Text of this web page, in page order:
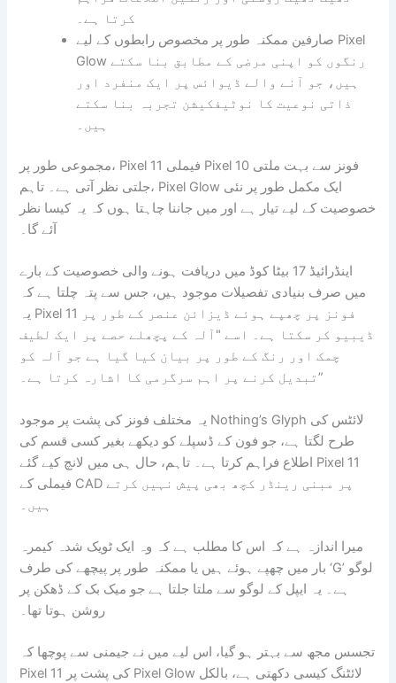
کرتا ہے۔
صارفین ممکنہ طور پر مخصوص رابطوں کے لیے Pixel
Glow رنگوں کو اپنی مرضی کے مطابق بنا سکتے
ہیں، جو آنے والے ڈیوائس پر ایک منفرد اور
ذاتی نوعیت کا نوٹیفکیشن تجربہ بنا سکتے
ہیں۔
مجموعی طور پر، Pixel 11 فیملی Pixel 10 فونز سے بہت ملتی
جلتی نظر آتی ہے۔ تاہم، Pixel Glow ایک مکمل طور پر نئی
خصوصیت کے لیے تیار ہے اور میں جاننا چاہتا ہوں کہ یہ کیسا نظر
آئے گا۔
اینڈرائیڈ 17 بیٹا کوڈ میں دریافت ہونے والی خصوصیت کے بارے
میں صرف بنیادی تفصیلات موجود ہیں، جس سے پتہ چلتا ہے کہ
یہ Pixel 11 فونز پر چھپے ہوئے ڈیزائن عنصر کے طور پر
ڈیبیو کر سکتا ہے۔ اسے "آلہ کے پچھلے حصے پر ایک لطیف
چمک اور رنگ کے طور پر بیان کیا گیا ہے جو آلہ کو
تبدیل کرنے پر اہم سرگرمی کا اشارہ کرتا ہے۔”
یہ مختلف فونز کی پشت پر موجود Nothing’s Glyph لائٹس کی
طرح لگتا ہے، جو فون کے ڈسپلے کو دیکھے بغیر کسی قسم کی
اطلاع فراہم کرتا ہے۔ تاہم، حال ہی میں لانچ کیے گئے Pixel 11
فیملی کے CAD پر مبنی رینڈر کچھ بھی پیش نہیں کرتے
ہیں۔
میرا اندازہ ہے کہ اس کا مطلب ہے کہ وہ ایک ٹویک شدہ کیمرہ
بار میں چھپے ہوئے ہیں یا ممکنہ طور پر پیچھے کی طرف ‘G’ لوگو
ہے۔ یہ ایپل کے لوگو سے ملتا جلتا ہے جو میک بک کے ڈھکن پر
روشن ہوتا تھا۔
تجسس مجھ سے بہتر ہو گیا، اس لیے میں نے جیمنی سے پوچھا کہ
Pixel 11 کی پشت پر Pixel Glow لائٹنگ کیسی دکھتی ہے، بالکل